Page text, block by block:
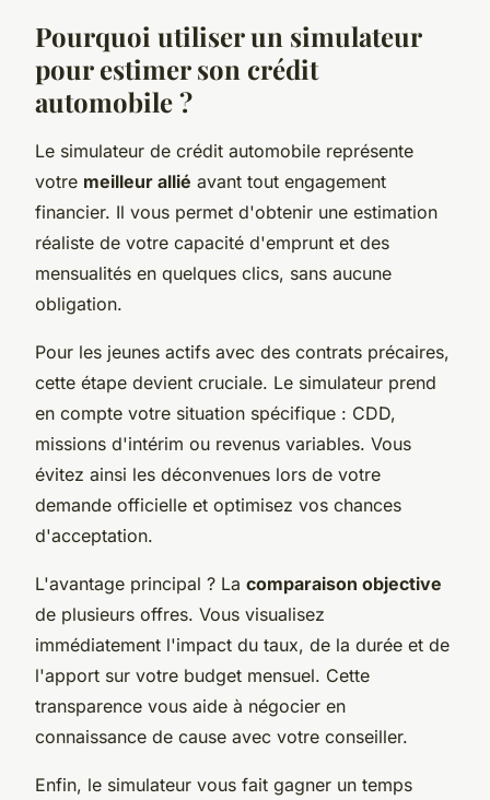
Pourquoi utiliser un simulateur
pour estimer son crédit
automobile ?
Le simulateur de crédit automobile représente
votre meilleur allié avant tout engagement
financier. Il vous permet d'obtenir une estimation
réaliste de votre capacité d'emprunt et des
mensualités en quelques clics, sans aucune
obligation.
Pour les jeunes actifs avec des contrats précaires,
cette étape devient cruciale. Le simulateur prend
en compte votre situation spécifique : CDD,
missions d'intérim ou revenus variables. Vous
évitez ainsi les déconvenues lors de votre
demande officielle et optimisez vos chances
d'acceptation.
L'avantage principal ? La comparaison objective
de plusieurs offres. Vous visualisez
immédiatement l'impact du taux, de la durée et de
l'apport sur votre budget mensuel. Cette
transparence vous aide à négocier en
connaissance de cause avec votre conseiller.
Enfin, le simulateur vous fait gagner un temps